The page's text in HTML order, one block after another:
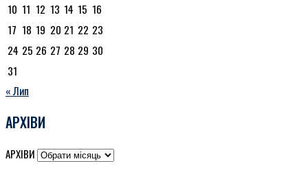
10 11 12 13 14 15 16
17 18 19 20 21 22 23
24 25 26 27 28 29 30
31
« Лип
АРХІВИ
АРХІВИ